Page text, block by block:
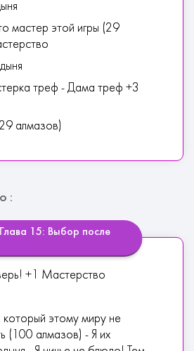
мастер этой игры (29
треф - Дама треф +3
алмазов)
:
15: Выбор после
+1 Мастерство
который этому миру не
(100 алмазов) - Я их